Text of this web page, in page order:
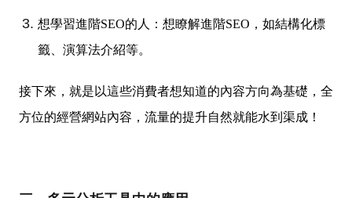
想學習進階SEO的人：想瞭解進階SEO，如結構化標
籤、演算法介紹等。
接下來，就是以這些消費者想知道的內容方向為基礎，全
方位的經營網站內容，流量的提升自然就能水到渠成！